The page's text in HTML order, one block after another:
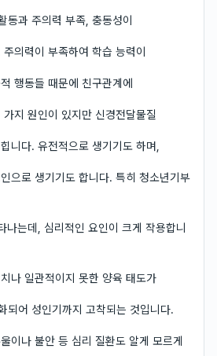
동과 주의력 부족, 충동성이
의력이 부족하여 학습 능력이
행동들 때문에 친구관계에
지 원인이 있지만 신경전달물질
니다. 유전적으로 생기기도 하며,
으로 생기기도 합니다. 특히 청소년기부
는데, 심리적인 요인이 크게 작용합니
나 일관적이지 못한 양육 태도가
되어 성인기까지 고착되는 것입니다.
이나 불안 등 심리 질환도 알게 모르게